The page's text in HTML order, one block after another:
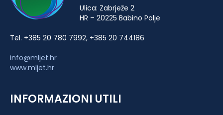
Ulica: Zabrježe 2
HR – 20225 Babino Polje
Tel. +385 20 780 7992, +385 20 744186
info@mljet.hr
www.mljet.hr
INFORMAZIONI UTILI